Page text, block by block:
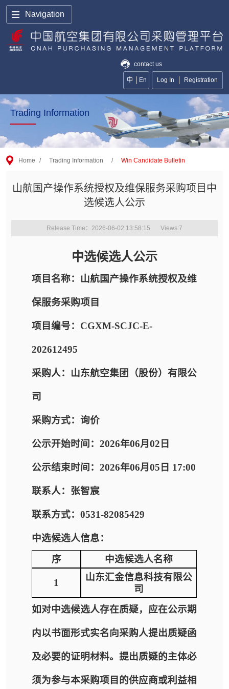
Navigation
contact us
中 En Log In Registration
Trading Information
Home / Trading Information / Win Candidate Bulletin
山航国产操作系统授权及维保服务采购项目中
选候选人公示
Release Time：2026-06-02 13:58:15 Views:7
中选候选人公示
项目名称：山航国产操作系统授权及维
保服务采购项目
项目编号：CGXM-SCJC-E-
202612495
采购人：山东航空集团（股份）有限公
司
采购方式：询价
公示开始时间：2026年06月02日
公示结束时间：2026年06月05日 17:00
联系人：张智宸
联系方式：0531-82085429
中选候选人信息：
序
中选候选人名称
1
山东汇金信息科技有限公
司
如对中选候选人存在质疑，应在公示期
内以书面形式实名向采购人提出质疑函
及必要的证明材料。提出质疑的主体必
须为参与本采购项目的供应商或利益相